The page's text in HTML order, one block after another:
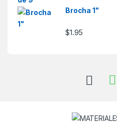
Brocha 1"
$1.95